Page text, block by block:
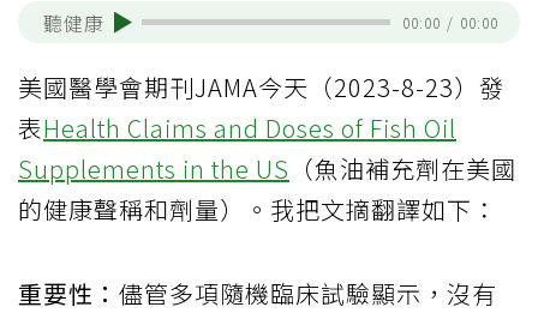
聽健康 00:00 / 00:00
美國醫學會期刊JAMA今天（2023-8-23）發
表Health Claims and Doses of Fish Oil
Supplements in the US （魚油補充劑在美國
的健康聲稱和劑量）。我把文摘翻譯如下：
重要性： 儘管多項隨機臨床試驗顯示，沒有